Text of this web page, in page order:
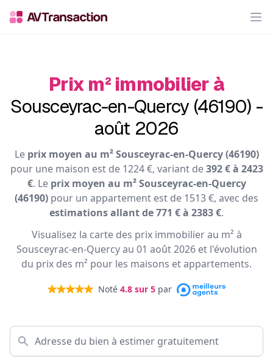
Prix m² immobilier à
Sousceyrac-en-Quercy (46190) -
août 2026
Le prix moyen au m² Sousceyrac-en-Quercy (46190)
pour une maison est de 1224 €, variant de392 € à 2423
€. Le prix moyen au m² Sousceyrac-en-Quercy
(46190) pour un appartement est de 1513 €, avec des
estimations allant de 771 € à 2383 €.
Visualisez la carte des prix immobilier au m² à
Sousceyrac-en-Quercy au 01 août 2026 et l'évolution
du prix des m² pour les maisons et appartements.
Noté 4.8 sur 5 par